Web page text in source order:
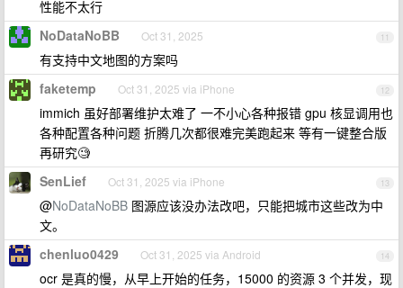
性能不太行
11
NoDataNoBB Oct 31, 2025
有支持中文地图的方案吗
12
faketemp Oct 31, 2025 via iPhone
immich 虽好部署维护太难了 一不小心各种报错 gpu 核显调用也
各种配置各种问题 折腾几次都很难完美跑起来 等有一键整合版
再研究🧐
13
SenLief Oct 31, 2025 via iPhone
@NoDataNoBB 图源应该没办法改吧，只能把城市这些改为中
文。
14
chenluo0429 Oct 31, 2025 via Android
ocr 是真的慢，从早上开始的任务，15000 的资源 3 个并发，现